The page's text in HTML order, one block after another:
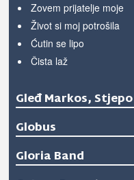
Zovem prijatelje moje
Život si moj potrošila
Ćutin se lipo
Čista laž
Gleđ Markos, Stjepo
Globus
Gloria Band